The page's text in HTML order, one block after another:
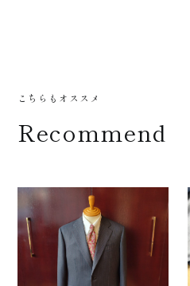
お
せ
こちらもオススメ
Recommend